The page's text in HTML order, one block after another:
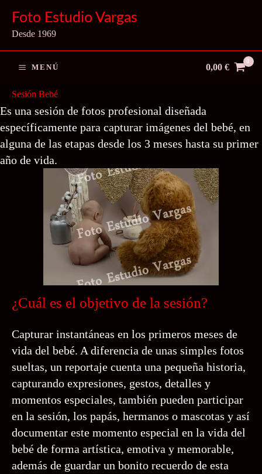
contenido
Foto Estudio Vargas
Desde 1969
MENÚ 0,00 €
Sesión Bebé
Es una sesión de fotos profesional diseñada
específicamente para capturar imágenes del bebé, en
alguna de las etapas desde los 3 meses hasta su primer
año de vida.
¿Cuál es el objetivo de la sesión?
Capturar instantáneas en los primeros meses de
vida del bebé. A diferencia de unas simples fotos
sueltas, un reportaje cuenta una pequeña historia,
capturando expresiones, gestos, detalles y
momentos especiales, también pueden participar
en la sesión, los papás, hermanos o mascotas y así
documentar este momento especial en la vida del
bebé de forma artística, emotiva y memorable,
además de guardar un bonito recuerdo de esta